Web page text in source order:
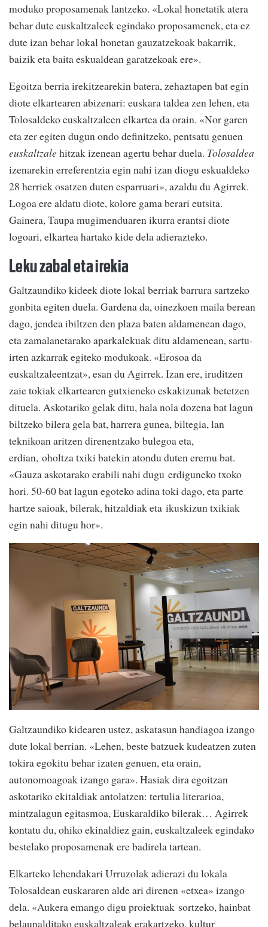
moduko proposamenak lantzeko. «Lokal honetatik atera
behar dute euskaltzaleek egindako proposamenek, eta ez
dute izan behar lokal honetan gauzatzekoak bakarrik,
baizik eta baita eskualdean garatzekoak ere».
Egoitza berria irekitzearekin batera, zehaztapen bat egin
diote elkartearen abizenari: euskara taldea zen lehen, eta
Tolosaldeko euskaltzaleen elkartea da orain. «Nor garen
eta zer egiten dugun ondo definitzeko, pentsatu genuen
euskaltzalehitzak izenean agertu behar duela. Tolosaldea
izenarekin erreferentzia egin nahi izan diogu eskualdeko
28 herriek osatzen duten esparruari», azaldu du Agirrek.
Logoa ere aldatu diote, kolore gama berari eutsita.
Gainera, Taupa mugimenduaren ikurra erantsi diote
logoari, elkartea hartako kide dela adierazteko.
Leku zabal eta irekia
Galtzaundiko kideek diote lokal berriak barrura sartzeko
gonbita egiten duela. Gardena da, oinezkoen maila berean
dago, jendea ibiltzen den plaza baten aldamenean dago,
eta zamalanetarako aparkalekuak ditu aldamenean, sartu-
irten azkarrak egiteko modukoak. «Erosoa da
euskaltzaleentzat», esan du Agirrek. Izan ere, iruditzen
zaie tokiak elkartearen gutxieneko eskakizunak betetzen
dituela. Askotariko gelak ditu, hala nola dozena bat lagun
biltzeko bilera gela bat, harrera gunea, biltegia, lan
teknikoan aritzen direnentzako bulegoa eta,
erdian, oholtza txiki batekin atondu duten eremu bat.
«Gauza askotarako erabili nahi dugu erdiguneko txoko
hori. 50-60 bat lagun egoteko adina toki dago, eta parte
hartze saioak, bilerak, hitzaldiak eta ikuskizun txikiak
egin nahi ditugu hor».
Galtzaundiko kidearen ustez, askatasun handiagoa izango
dute lokal berrian. «Lehen, beste batzuek kudeatzen zuten
tokira egokitu behar izaten genuen, eta orain,
autonomoagoak izango gara». Hasiak dira egoitzan
askotariko ekitaldiak antolatzen: tertulia literarioa,
mintzalagun egitasmoa, Euskaraldiko bilerak… Agirrek
kontatu du, ohiko ekinaldiez gain, euskaltzaleek egindako
bestelako proposamenak ere badirela tartean.
Elkarteko lehendakari Urruzolak adierazi du lokala
Tolosaldean euskararen alde ari direnen «etxea» izango
dela. «Aukera emango digu proiektuak sortzeko, hainbat
belaunalditako euskaltzaleak erakartzeko, kultur